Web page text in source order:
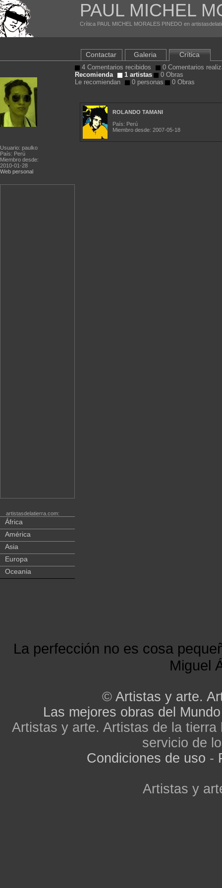
PAUL MICHEL
Crítica PAUL MICHEL MORALES PINEDO en
Usuario: paulko
País: Perú
Miembro desde:
2010-01-28
Web personal
artistasdelatierra.com:
África
América
Asia
Europa
Oceania
Contactar Galeria Crítica
4 Comentarios recibidos
0 Comentarios
Recomienda
1 artistas
0 Obras
Le recomiendan
0 personas 0 Obras
ROLANDO TAMANI
País: Perú
Miembro desde: 2007-05-18
La perfección no es cosa
Miguel
© Artistas y arte.
Las mejores obras del Mundo
Artistas y arte. Artistas de la
servicio de
Condiciones de uso -
Artistas y